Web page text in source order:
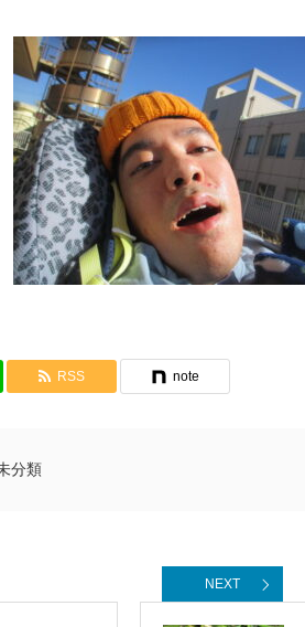
RSS note
分類
NEXT